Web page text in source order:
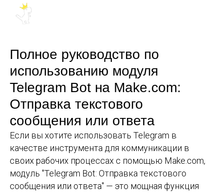
Полное руководство по
использованию модуля
Telegram Bot на Make.com:
Отправка текстового
сообщения или ответа
Если вы хотите использовать Telegram в
качестве инструмента для коммуникации в
своих рабочих процессах с помощью Make.com,
модуль "Telegram Bot: Отправка текстового
сообщения или ответа" — это мощная функция